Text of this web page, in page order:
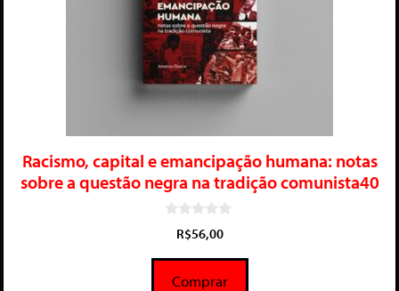
Racismo, capital e emancipação humana: notas
sobre a questão negra na tradição comunista40
5
R$56,00
Comprar